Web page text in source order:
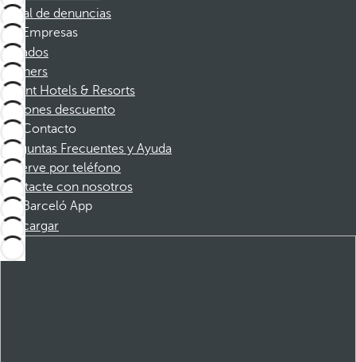
Canal de denuncias
Empresas
Afiliados
Partners
Dorint Hotels & Resorts
Cupones descuento
Contacto
Preguntas Frecuentes y Ayuda
Reserve por teléfono
Contacte con nosotros
Barceló App
Descargar